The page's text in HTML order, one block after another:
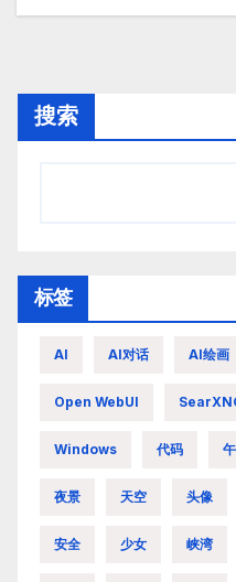
搜索
标签
AI AI对话 AI绘画
Open WebUI
Windows 代码
夜景 天空 头像
安全 少女 峡湾